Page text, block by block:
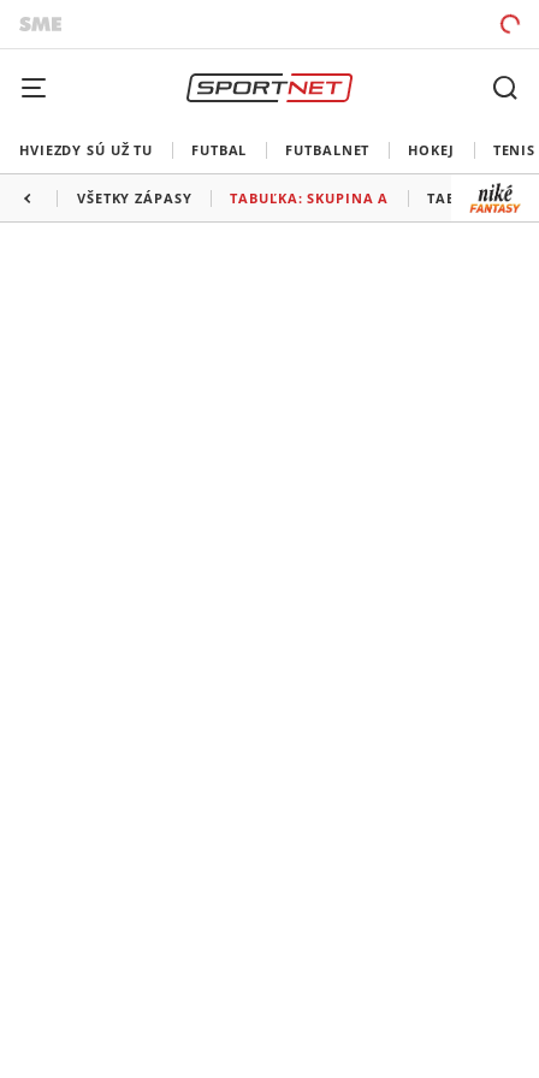
HVIEZDY SÚ UŽ TU FUTBAL FUTBALNET HOKEJ TENIS
VŠETKY ZÁPASY TABUĽKA: SKUPINA A TABUĽKA: